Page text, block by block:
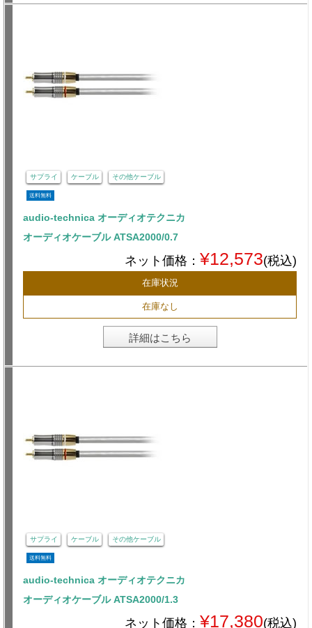
サプライ ケーブル その他ケーブル
送料無料
audio-technica オーディオテクニカ
オーディオケーブル ATSA2000/0.7
ネット価格： ¥12,573(税込)
在庫状況
在庫なし
詳細はこちら
サプライ ケーブル その他ケーブル
送料無料
audio-technica オーディオテクニカ
オーディオケーブル ATSA2000/1.3
ネット価格： ¥17,380(税込)